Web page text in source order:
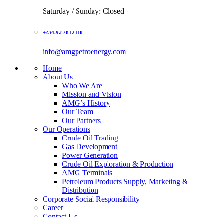
Saturday / Sunday: Closed
+234.9.87812110
info@amgpetroenergy.com
Home
About Us
Who We Are
Mission and Vision
AMG’s History
Our Team
Our Partners
Our Operations
Crude Oil Trading
Gas Development
Power Generation
Crude Oil Exploration & Production
AMG Terminals
Petroleum Products Supply, Marketing &
Distribution
Corporate Social Responsibility
Career